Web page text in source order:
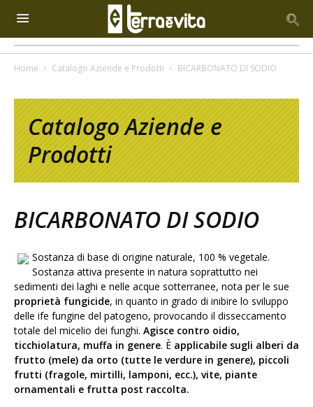
Home Catalogo Aziende e Prodotti BICARBONATO DI SODIO
Catalogo Aziende e
Prodotti
BICARBONATO DI SODIO
Sostanza di base di origine naturale, 100 % vegetale.
Sostanza attiva presente in natura soprattutto nei
sedimenti dei laghi e nelle acque sotterranee, nota per le sue
proprietà fungicide, in quanto in grado di inibire lo sviluppo
delle ife fungine del patogeno, provocando il disseccamento
totale del micelio dei funghi. Agisce contro oidio,
ticchiolatura, muffa in genere. È applicabile sugli alberi da
frutto (mele) da orto (tutte le verdure in genere), piccoli
frutti (fragole, mirtilli, lamponi, ecc.), vite, piante
ornamentali e frutta post raccolta.